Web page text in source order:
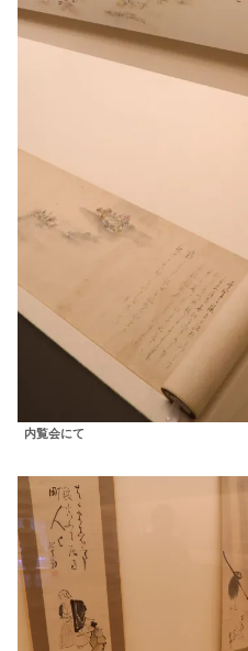
内覧会にて